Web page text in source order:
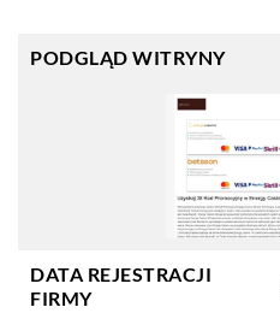
PODGLĄD WITRYNY
DATA REJESTRACJI
FIRMY